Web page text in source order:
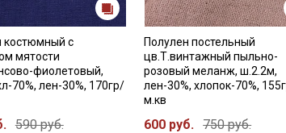
костюмный с
мятости
фиолетовый,
70%, лен-30%, 170гр/
590 руб.
Полулен постельный
цв.Т.винтажный пыльно-
розовый меланж, ш.2.2м,
лен-30%, хлопок-70%,
м.кв
600 руб. 750 руб.